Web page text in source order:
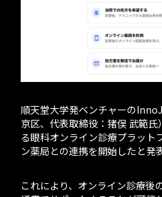
順天堂大学発ベンチャーの
京区、代表取締役：猪俣 武範
る眼科オンライン診療プラット
ン薬局との連携を開始したと発
これにより、オンライン診療後